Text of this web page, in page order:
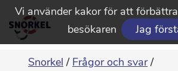
Vi använder kakor för att
besökaren
Jag
Snorkel / Frågor och svar /